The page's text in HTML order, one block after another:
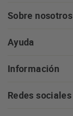
Sobre nosotros
Ayuda
Información
Redes sociales